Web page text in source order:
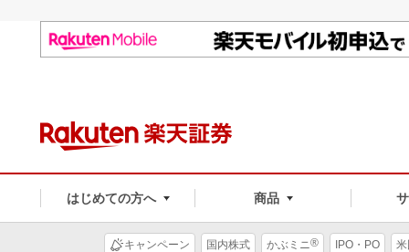
はじめての方へ 商品
キャンペーン 国内株式 かぶミニ® IPO・PO